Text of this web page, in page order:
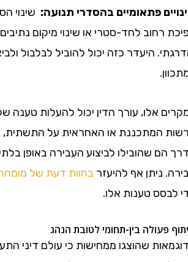
פתאומיים בהסדרי תנועה:שינוי הסדרי
לחד-סטרי או שינוי מיקום נתיבים,
היעדר כזה יכול להוביל לבלבול ולביצוע
אלו, עורך הדין יכול להעלות טענה של
או האחראית על התשתית, או
שהובילו לביצוע העבירה באופן בלתי
אף להיעזרבחוות דעת של מומחה
טענות אלו.
בין-תחומי לטובת הנהג
שהוצגו ממחישות כי עולם דיני